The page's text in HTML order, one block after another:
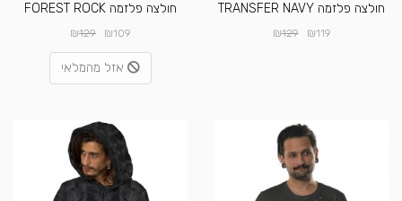
חולצה פלזמה TRANSFER NAVY
₪119
₪129
חולצה פלזמה FOREST ROCK
₪109
₪129
אזל מהמלאי